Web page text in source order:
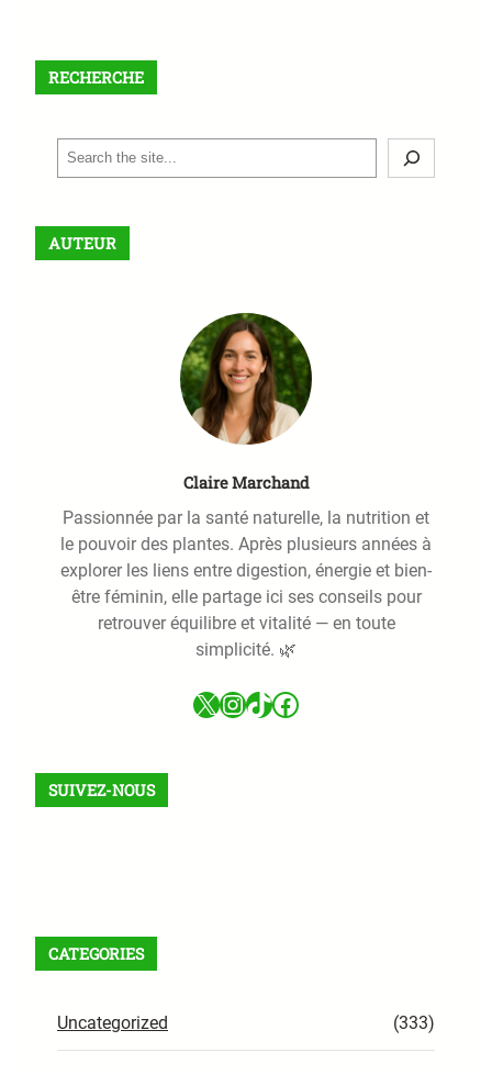
RECHERCHE
e
r
c
AUTEUR
Claire Marchand
Passionnée par la santé naturelle, la nutrition et
le pouvoir des plantes. Après plusieurs années à
explorer les liens entre digestion, énergie et bien-
être féminin, elle partage ici ses conseils pour
retrouver équilibre et vitalité — en toute
simplicité. 🌿
X InstagramTikTok Facebook
SUIVEZ-NOUS
CATEGORIES
Uncategorized (333)